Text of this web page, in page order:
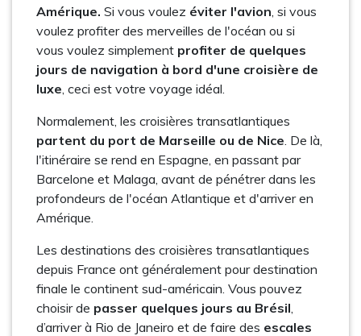
Amérique. Si vous voulez éviter l'avion, si vous
voulez profiter des merveilles de l'océan ou si
vous voulez simplement profiter de quelques
jours de navigation à bord d'une croisière de
luxe, ceci est votre voyage idéal.
Normalement, les croisières transatlantiques
partent du port de Marseille ou de Nice. De là,
l'itinéraire se rend en Espagne, en passant par
Barcelone et Malaga, avant de pénétrer dans les
profondeurs de l'océan Atlantique et d'arriver en
Amérique.
Les destinations des croisières transatlantiques
depuis France ont généralement pour destination
finale le continent sud-américain. Vous pouvez
choisir de passer quelques jours au Brésil,
d’arriver à Rio de Janeiro et de faire des escales